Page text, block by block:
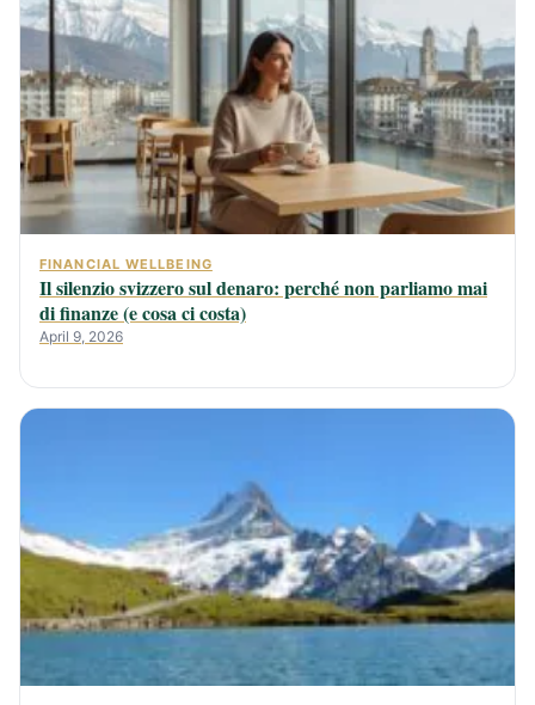
FINANCIAL WELLBEING
Il silenzio svizzero sul denaro: perché non parliamo mai
di finanze (e cosa ci costa)
April 9, 2026